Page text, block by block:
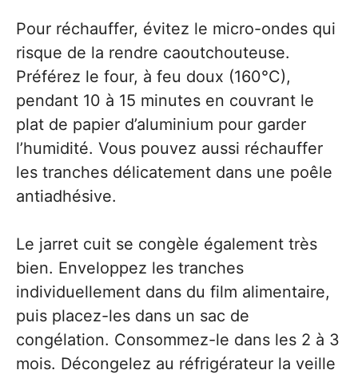
Pour réchauffer, évitez le micro-ondes qui
risque de la rendre caoutchouteuse.
Préférez le four, à feu doux (160°C),
pendant 10 à 15 minutes en couvrant le
plat de papier d’aluminium pour garder
l’humidité. Vous pouvez aussi réchauffer
les tranches délicatement dans une poêle
antiadhésive.
Le jarret cuit se congèle également très
bien. Enveloppez les tranches
individuellement dans du film alimentaire,
puis placez-les dans un sac de
congélation. Consommez-le dans les 2 à 3
mois. Décongelez au réfrigérateur la veille